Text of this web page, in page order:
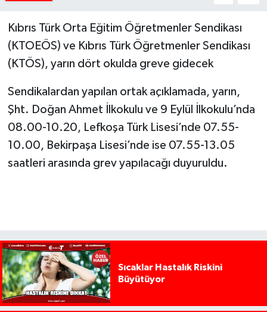
Kıbrıs Türk Orta Eğitim Öğretmenler Sendikası
(KTOEÖS) ve Kıbrıs Türk Öğretmenler Sendikası
(KTÖS), yarın dört okulda greve gidecek
Sendikalardan yapılan ortak açıklamada, yarın,
Şht. Doğan Ahmet İlkokulu ve 9 Eylül İlkokulu’nda
08.00-10.20, Lefkoşa Türk Lisesi’nde 07.55-
10.00, Bekirpaşa Lisesi’nde ise 07.55-13.05
saatleri arasında grev yapılacağı duyuruldu.
Sıcaklar Hastalık Riskini
Büyütüyor